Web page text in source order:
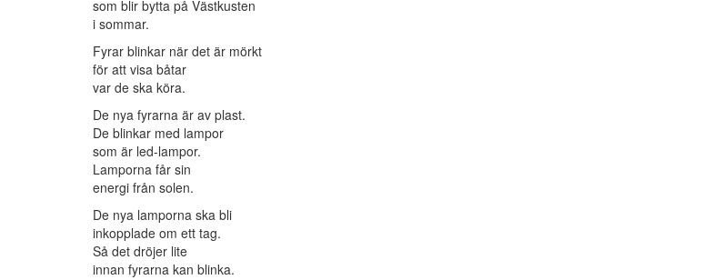
som blir bytta på Västkusten
i sommar.
Fyrar blinkar när det är mörkt
för att visa båtar
var de ska köra.
De nya fyrarna är av plast.
De blinkar med lampor
som är led-lampor.
Lamporna får sin
energi från solen.
De nya lamporna ska bli
inkopplade om ett tag.
Så det dröjer lite
innan fyrarna kan blinka.